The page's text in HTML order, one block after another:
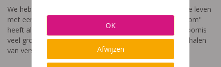
We hebben een video gemaakt die toont hoe het is om te leven
met een leerstoornis. De film met als titel: "Ik heet niet dom"
heeft als doel aan te tonen dat de impact van een leerstoornis
veel groter is dan enkel wat je ziet in de klas. Je hoort verhalen
van verschillende leerlingen en ouders.
OK
Afwijzen